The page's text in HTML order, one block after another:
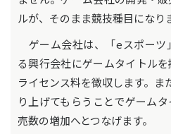
ルが、そのまま競技種目になり
ゲーム会社は、「eスポーツ
る興行会社にゲームタイトル
ライセンス料を徴収します。
り上げてもらうことでゲーム
売数の増加へとつなげます。